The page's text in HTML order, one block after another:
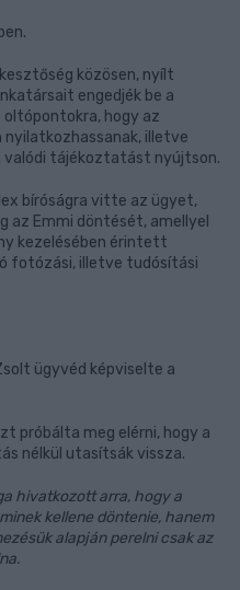
közösen, nyílt
engedjék be a
hogy az
nyilatkozhassanak, illetve
valódi tájékoztatást nyújtson.
bíróságra vitte az ügyet,
az Emmi döntését, amellyel
kezelésében érintett
fotózási, illetve tudósítási
ügyvéd képviselte a
próbálta meg elérni, hogy a
nélkül utasítsák vissza.
hivatkozott arra, hogy a
kellene döntenie, hanem
alapján perelni csak az